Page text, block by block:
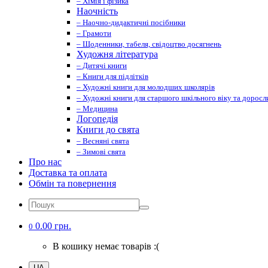
Наочність
– Наочно-дидактичні посібники
– Грамоти
– Щоденники, табеля, свідоцтво досягнень
Художня література
– Дитячі книги
– Книги для підлітків
– Художні книги для молодших школярів
– Художні книги для старшого шкільного віку та
– Медицина
Логопедія
Книги до свята
– Весняні свята
– Зимові свята
Про нас
Доставка та оплата
Обмін та повернення
0 0.00 грн.
В кошику немає товарів :(